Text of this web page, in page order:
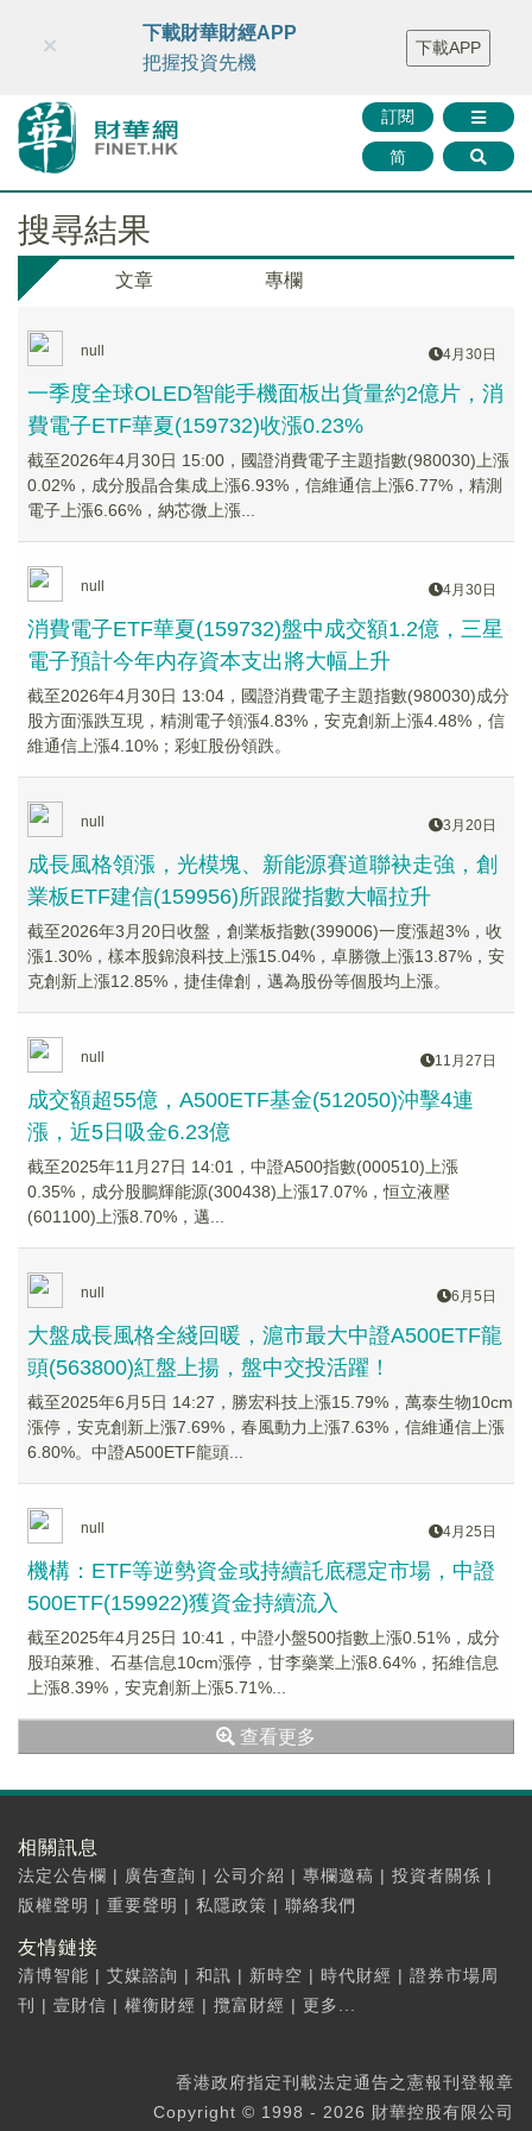
財華智庫網 FINTV FINMETA 財華證券 媒體矩陣
智庫沙龍
聯絡我們
訂閱
简
×
下載財華財經APP
把握投資先機
下載APP
搜尋結果
文章 專欄
null 4月30日
一季度全球OLED智能手機面板出貨量約2億片，消
費電子ETF華夏(159732)收漲0.23%
截至2026年4月30日 15:00，國證消費電子主題指數(980030)上漲
0.02%，成分股晶合集成上漲6.93%，信維通信上漲6.77%，精測
電子上漲6.66%，納芯微上漲...
null 4月30日
消費電子ETF華夏(159732)盤中成交額1.2億，三星
電子預計今年内存資本支出將大幅上升
截至2026年4月30日 13:04，國證消費電子主題指數(980030)成分
股方面漲跌互現，精測電子領漲4.83%，安克創新上漲4.48%，信
維通信上漲4.10%；彩虹股份領跌。
null 3月20日
成長風格領漲，光模塊、新能源賽道聯袂走強，創
業板ETF建信(159956)所跟蹤指數大幅拉升
截至2026年3月20日收盤，創業板指數(399006)一度漲超3%，收
漲1.30%，樣本股錦浪科技上漲15.04%，卓勝微上漲13.87%，安
克創新上漲12.85%，捷佳偉創，邁為股份等個股均上漲。
null 11月27日
成交額超55億，A500ETF基金(512050)沖擊4連
漲，近5日吸金6.23億
截至2025年11月27日 14:01，中證A500指數(000510)上漲
0.35%，成分股鵬輝能源(300438)上漲17.07%，恒立液壓
(601100)上漲8.70%，邁...
null 6月5日
大盤成長風格全綫回暖，滬市最大中證A500ETF龍
頭(563800)紅盤上揚，盤中交投活躍！
截至2025年6月5日 14:27，勝宏科技上漲15.79%，萬泰生物10cm
漲停，安克創新上漲7.69%，春風動力上漲7.63%，信維通信上漲
6.80%。中證A500ETF龍頭...
null 4月25日
機構：ETF等逆勢資金或持續託底穩定市場，中證
500ETF(159922)獲資金持續流入
截至2025年4月25日 10:41，中證小盤500指數上漲0.51%，成分
股珀萊雅、石基信息10cm漲停，甘李藥業上漲8.64%，拓維信息
上漲8.39%，安克創新上漲5.71%...
查看更多
相關訊息
法定公告欄 | 廣告查詢 | 公司介紹 | 專欄邀稿 | 投資者關係 |
版權聲明 | 重要聲明 | 私隱政策 | 聯絡我們
友情鏈接
清博智能 | 艾媒諮詢 | 和訊 | 新時空 | 時代財經 | 證券市場周
刊
| 壹財信 | 權衡財經 | 攬富財經 | 更多...
香港政府指定刊載法定通告之憲報刊登報章
Copyright © 1998 - 2026 財華控股有限公司